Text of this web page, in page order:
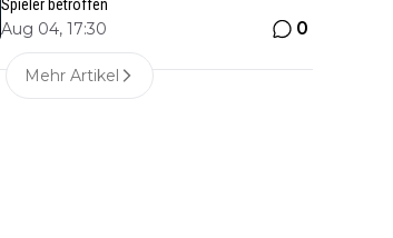
Spieler betroffen
Aug 04, 17:30 0
Mehr Artikel